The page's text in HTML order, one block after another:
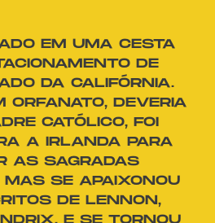
EM UMA CESTA
DE
DA CALIFÓRNIA.
ORFANATO, DEVERIA
CATÓLICO, FOI
A IRLANDA PARA
AS SAGRADAS
MAS SE APAIXONOU
DE LENNON,